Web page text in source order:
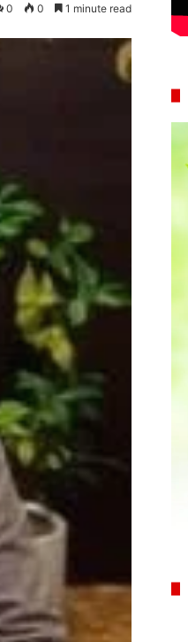
0 0 1 minute read